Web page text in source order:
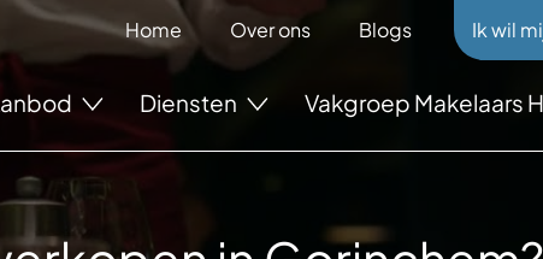
Home Over ons Blogs Ik wil
Diensten Vakgroep Makelaars